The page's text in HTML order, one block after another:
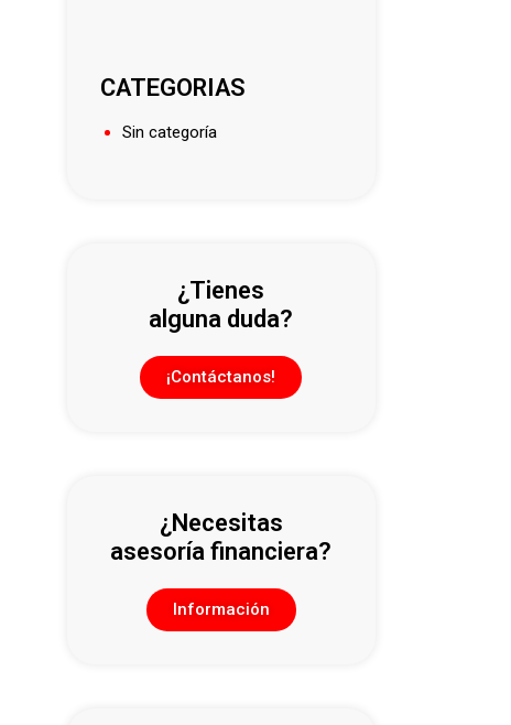
CATEGORIAS
Sin categoría
¿Tienes
alguna duda?
¡Contáctanos!
¿Necesitas
asesoría financiera?
Información